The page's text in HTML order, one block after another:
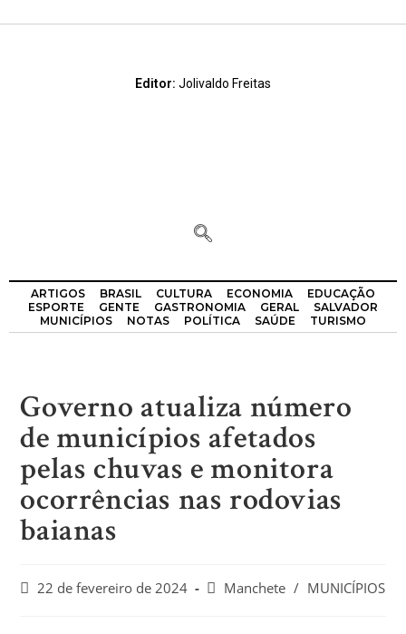
Editor: Jolivaldo Freitas
ARTIGOS BRASIL CULTURA ECONOMIA
EDUCAÇÃO
ESPORTE
GENTE GASTRONOMIA GERAL
SALVADOR
MUNICÍPIOS
NOTAS POLÍTICA SAÚDE TURISMO
Governo atualiza número
de municípios afetados
pelas chuvas e monitora
ocorrências nas rodovias
baianas
22 de fevereiro de 2024 Manchete / MUNICÍPIOS